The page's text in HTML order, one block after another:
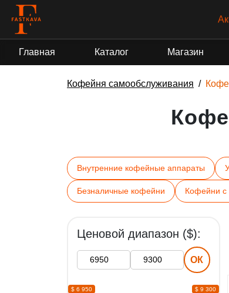
Главная Каталог Магазин
Кофейня самообслуживания
Внутренние кофейные аппараты
Безналичные кофейни Кофейни с
Ценовой диапазон ($):
ОК
$ 6 950 $ 9 300